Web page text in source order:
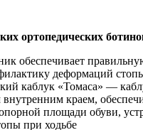
ортопедических
обеспечивает
деформаций
каблук «Томаса» —
краем,
площади обуви,
при ходьбе